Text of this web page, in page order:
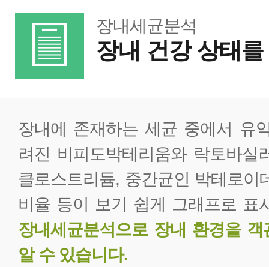
장내세균분석
장내 건강 상태
장내에 존재하는 세균 중에서 유
려진 비피도박테리움와 락토바실
클로스트리듐, 중간균인 박테로이
비율 등이 보기 쉽게 그래프로 표
장내세균분석으로 장내 환경을 객
알 수 있습니다.